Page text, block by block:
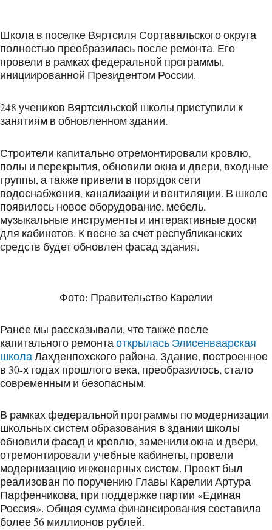
Школа в поселке Вяртсиля Сортавальского округа
полностью преобразилась после ремонта. Его
провели в рамках федеральной программы,
инициированной Президентом России.
248 учеников Вяртсильской школы приступили к
занятиям в обновленном здании.
Строители капитально отремонтировали кровлю,
полы и перекрытия, обновили окна и двери, входные
группы, а также привели в порядок сети
водоснабжения, канализации и вентиляции. В школе
появилось новое оборудование, мебель,
музыкальные инструменты и интерактивные доски
для кабинетов. К весне за счет республиканских
средств будет обновлен фасад здания.
Фото: Правительство Карелии
Ранее мы рассказывали, что также после
капитального ремонтаоткрылась Элисенваарская
школаЛахденпохского района. Здание, построенное
в 30-х годах прошлого века, преобразилось, стало
современным и безопасным.
В рамках федеральной программы по модернизации
школьных систем образования в здании школы
обновили фасад и кровлю, заменили окна и двери,
отремонтировали учебные кабинеты, провели
модернизацию инженерных систем. Проект был
реализован по поручению Главы Карелии Артура
Парфенчикова, при поддержке партии «Единая
Россия». Общая сумма финансирования составила
более 56 миллионов рублей.